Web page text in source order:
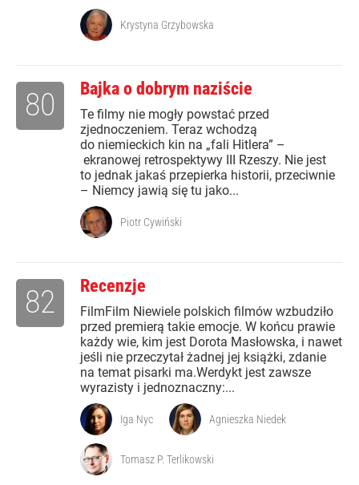
Krystyna Grzybowska
Bajka o dobrym naziście
Te filmy nie mogły powstać przed
zjednoczeniem. Teraz wchodzą
do niemieckich kin na „fali Hitlera” –
ekranowej retrospektywy III Rzeszy. Nie jest
to jednak jakaś przepierka historii, przeciwnie
– Niemcy jawią się tu jako...
80
Piotr Cywiński
Recenzje
FilmFilm Niewiele polskich filmów wzbudziło
przed premierą takie emocje. W końcu prawie
każdy wie, kim jest Dorota Masłowska, i nawet
jeśli nie przeczytał żadnej jej książki, zdanie
na temat pisarki ma.Werdykt jest zawsze
wyrazisty i jednoznaczny:...
82
Iga Nyc Agnieszka Niedek
Tomasz P. Terlikowski